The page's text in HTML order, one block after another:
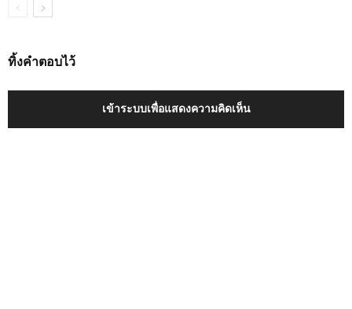
ทิ้งคำตอบไว้
เข้าระบบเพื่อแสดงความคิดเห็น